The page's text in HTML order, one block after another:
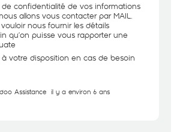
de confidentialité de vos informations
allons vous contacter par MAIL.
nous fournir les détails
qu’on puisse vous rapporter une
à votre disposition en cas de besoin
Assistance il y a environ 6 ans